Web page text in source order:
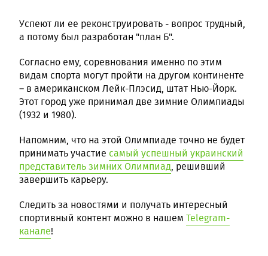
Успеют ли ее реконструировать - вопрос трудный,
а потому был разработан "план Б".
Согласно ему, соревнования именно по этим
видам спорта могут пройти на другом континенте
– в американском Лейк-Плэсид, штат Нью-Йорк.
Этот город уже принимал две зимние Олимпиады
(1932 и 1980).
Напомним, что на этой Олимпиаде точно не будет
принимать участие самый успешный украинский
представитель зимних Олимпиад, решивший
завершить карьеру.
Следить за новостями и получать интересный
спортивный контент можно в нашем Telegram-
канале!